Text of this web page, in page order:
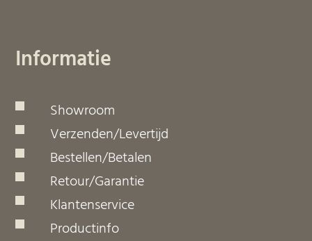
Informatie
Showroom
Verzenden/Levertijd
Bestellen/Betalen
Retour/Garantie
Klantenservice
Productinfo